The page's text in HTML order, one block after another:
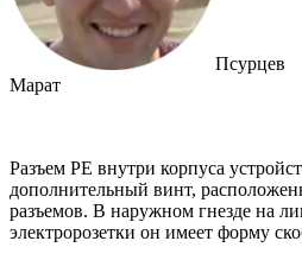
Псурцев
Марат
Разъем PE внутри корпуса
дополнительный винт,
разъемов. В наружном гнезде на
электророзетки он имеет форму